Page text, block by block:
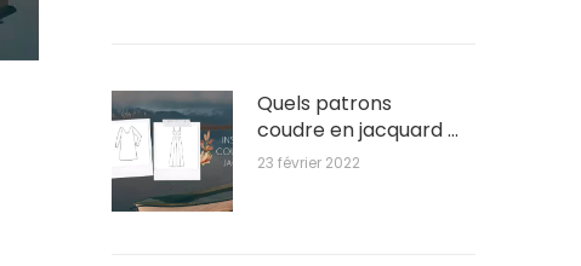
Quels patrons
coudre en jacquard ?
Nos inspirations !
23 février 2022